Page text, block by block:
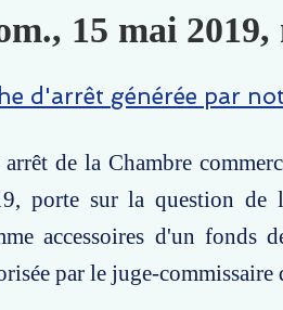
15 mai 2019,
d'arrêt générée par
arrêt de la Chambre
porte sur la question de
accessoires d'un fonds
par le juge-